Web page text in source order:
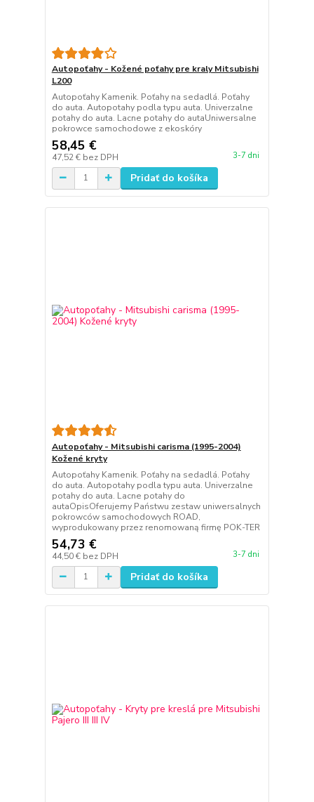
Autopoťahy - Kožené poťahy pre kraly Mitsubishi
L200
Autopoťahy Kamenik. Poťahy na sedadlá. Poťahy
do auta. Autopotahy podla typu auta. Univerzalne
potahy do auta. Lacne potahy do autaUniwersalne
pokrowce samochodowe z ekoskóry
58,45 €
47,52 € bez DPH 3-7 dni
Pridať do košíka
Autopoťahy - Mitsubishi carisma (1995-2004)
Kožené kryty
Autopoťahy Kamenik. Poťahy na sedadlá. Poťahy
do auta. Autopotahy podla typu auta. Univerzalne
potahy do auta. Lacne potahy do
autaOpisOferujemy Państwu zestaw uniwersalnych
pokrowców samochodowych ROAD,
wyprodukowany przez renomowaną firmę POK-TER
54,73 €
44,50 € bez DPH 3-7 dni
Pridať do košíka